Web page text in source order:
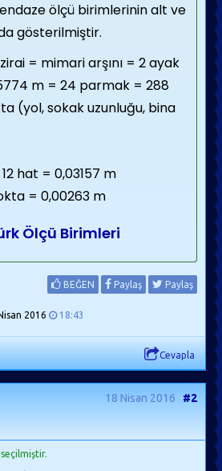
ölçü birimlerinin alt ve
gösterilmiştir.
= mimari arşını = 2 ayak
m = 24 parmak = 288
(yol, sokak uzunluğu, bina
hat = 0,03157 m
= 0,00263 m
Ölçü Birimleri
BEĞEN Paylaş Paylaş
2016 18:43
Cevapla
18 Nisan 2016 #2